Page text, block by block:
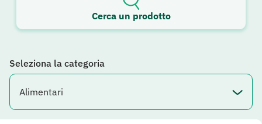
Cerca un prodotto
Seleziona la categoria